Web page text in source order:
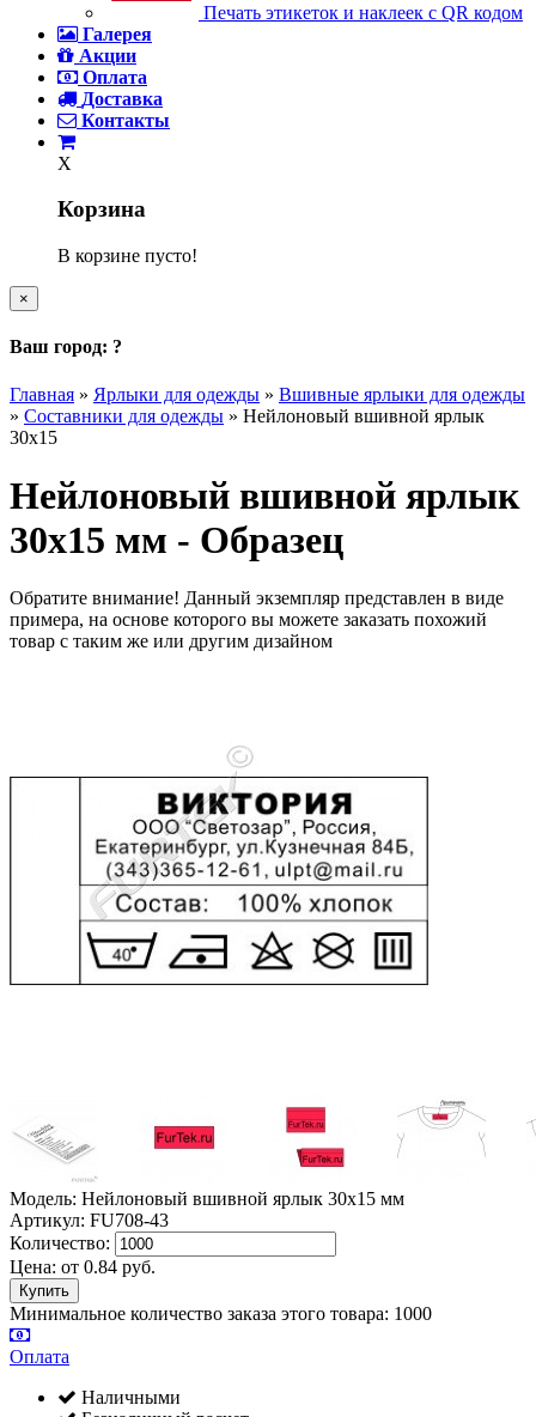
Печать этикеток и наклеек с QR кодом
Галерея
Акции
Оплата
Доставка
Контакты
X
Корзина
В корзине пусто!
×
Ваш город: ?
Главная » Ярлыки для одежды » Вшивные ярлыки для одежды
» Составники для одежды » Нейлоновый вшивной ярлык
30х15
Нейлоновый вшивной ярлык
30х15 мм - Образец
Обратите внимание! Данный экземпляр представлен в виде
примера, на основе которого вы можете заказать похожий
товар с таким же или другим дизайном
Модель: Нейлоновый вшивной ярлык 30х15 мм
Артикул: FU708-43
Количество:
Цена: от 0.84 руб.
Минимальное количество заказа этого товара: 1000
Оплата
Наличными